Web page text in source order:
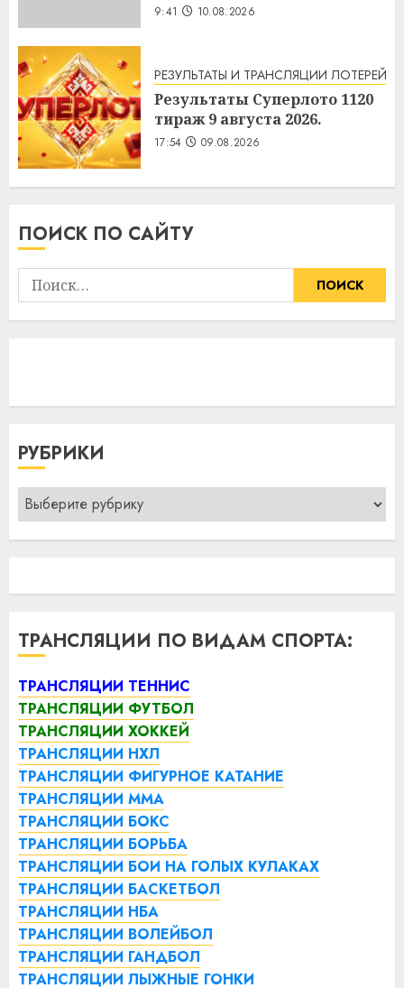
9:41 10.08.2026
РЕЗУЛЬТАТЫ И ТРАНСЛЯЦИИ ЛОТЕРЕЙ
Результаты Суперлото 1120
тираж 9 августа 2026.
17:54 09.08.2026
ПОИСК ПО САЙТУ
Найти:
РУБРИКИ
Рубрики
ТРАНСЛЯЦИИ ПО ВИДАМ СПОРТА:
ТРАНСЛЯЦИИ ТЕННИС
ТРАНСЛЯЦИИ ФУТБОЛ
ТРАНСЛЯЦИИ ХОККЕЙ
ТРАНСЛЯЦИИ НХЛ
ТРАНСЛЯЦИИ ФИГУРНОЕ КАТАНИЕ
ТРАНСЛЯЦИИ ММА
ТРАНСЛЯЦИИ БОКС
ТРАНСЛЯЦИИ БОРЬБА
ТРАНСЛЯЦИИ БОИ НА ГОЛЫХ КУЛАКАХ
ТРАНСЛЯЦИИ БАСКЕТБОЛ
ТРАНСЛЯЦИИ НБА
ТРАНСЛЯЦИИ ВОЛЕЙБОЛ
ТРАНСЛЯЦИИ ГАНДБОЛ
ТРАНСЛЯЦИИ ЛЫЖНЫЕ ГОНКИ